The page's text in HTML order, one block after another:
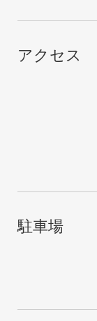
アクセス
駐車場